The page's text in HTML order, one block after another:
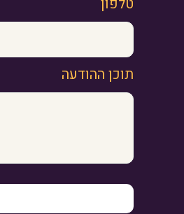
תוכן ההודעה